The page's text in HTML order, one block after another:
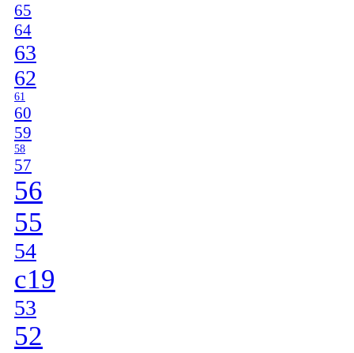
65
64
63
62
61
60
59
58
57
56
55
54
c19
53
52